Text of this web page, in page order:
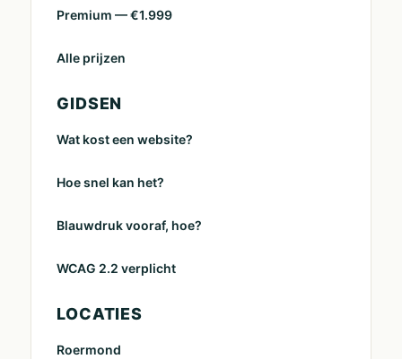
Premium — €1.999
Alle prijzen
GIDSEN
Wat kost een website?
Hoe snel kan het?
Blauwdruk vooraf, hoe?
WCAG 2.2 verplicht
LOCATIES
Roermond